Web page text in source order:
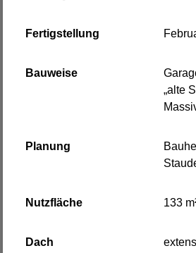
Fertigstellung
Bauweise
„alte
Planung
Nutzfläche 133
Dach